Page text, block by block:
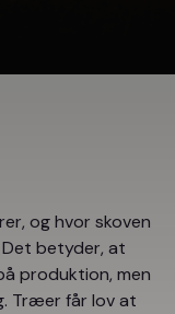
og hvor skoven
Det betyder, at
produktion, men
Træer får lov at